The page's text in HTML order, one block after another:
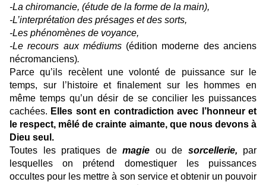
-La chiromancie, (étude de la forme de la main),
-L’interprétation des présages et des sorts,
-Les phénomènes de voyance,
-Le recours aux médiums (édition moderne des anciens
nécromanciens).
Parce qu’ils recèlent une volonté de puissance sur le
temps, sur l’histoire et finalement sur les hommes en
même temps qu’un désir de se concilier les puissances
cachées. Elles sont en contradiction avec l’honneur et
le respect, mêlé de crainte aimante, que nous devons à
Dieu seul.
Toutes les pratiques de magie ou de sorcellerie, par
lesquelles on prétend domestiquer les puissances
occultes pour les mettre à son service et obtenir un pouvoir